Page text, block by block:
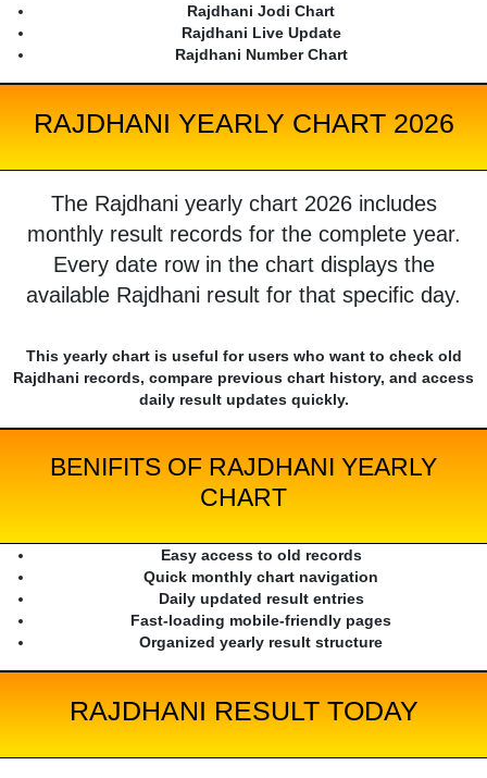
Rajdhani Jodi Chart
Rajdhani Live Update
Rajdhani Number Chart
RAJDHANI YEARLY CHART 2026
The Rajdhani yearly chart 2026 includes
monthly result records for the complete year.
Every date row in the chart displays the
available Rajdhani result for that specific day.
This yearly chart is useful for users who want to check old
Rajdhani records, compare previous chart history, and access
daily result updates quickly.
BENIFITS OF RAJDHANI YEARLY
CHART
Easy access to old records
Quick monthly chart navigation
Daily updated result entries
Fast-loading mobile-friendly pages
Organized yearly result structure
RAJDHANI RESULT TODAY